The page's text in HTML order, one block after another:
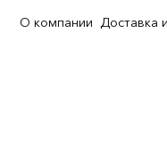
О компании Доставка